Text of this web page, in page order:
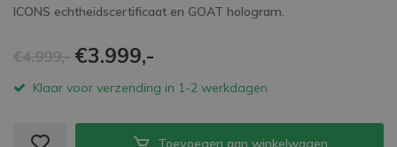
ICONS echtheidscertificaat en GOAT hologram.
€4.999,- €3.999,-
Klaar voor verzending in 1-2 werkdagen
Toevoegen aan winkelwagen